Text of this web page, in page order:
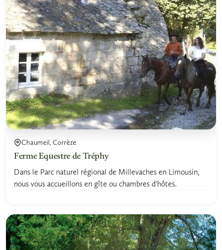
Chaumeil, Corrèze
Ferme Equestre de Tréphy
Dans le Parc naturel régional de Millevaches en Limousin,
nous vous accueillons en gîte ou chambres d'hôtes.